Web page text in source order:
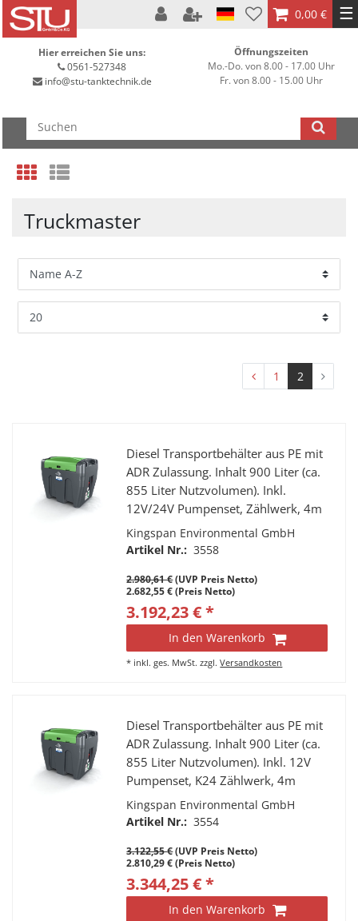
0,00 € ☰
Hier erreichen Sie uns:
0561-527348
info@stu-tanktechnik.de
Öffnungszeiten
Mo.-Do. von 8.00 - 17.00 Uhr
Fr. von 8.00 - 15.00 Uhr
Truckmaster
1 2
Diesel Transportbehälter aus PE mit
ADR Zulassung. Inhalt 900 Liter (ca.
855 Liter Nutzvolumen). Inkl.
12V/24V Pumpenset, Zählwerk, 4m
Schlauch, autom. Zapfpistole,
abschließbarer Klappdeckel,
Kingspan Environmental GmbH
Artikel Nr.: 3558
2.980,61 €(UVP Preis Netto)
2.682,55 € (Preis Netto)
3.192,23 € *
In den Warenkorb
* inkl. ges. MwSt. zzgl.Versandkosten
Diesel Transportbehälter aus PE mit
ADR Zulassung. Inhalt 900 Liter (ca.
855 Liter Nutzvolumen). Inkl. 12V
Pumpenset, K24 Zählwerk, 4m
Schlauch, autom. Zapfpistole,
abschließbarer Klappdeckel,
Kingspan Environmental GmbH
Artikel Nr.: 3554
3.122,55 €(UVP Preis Netto)
2.810,29 € (Preis Netto)
3.344,25 € *
In den Warenkorb